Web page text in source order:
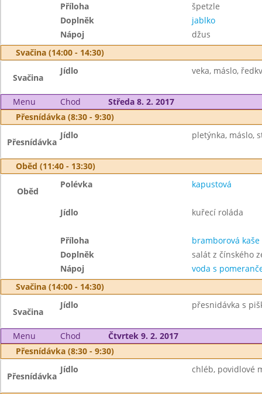
Příloha
špetzle
Doplněk
jablko
Nápoj
džus
Svačina (14:00 - 14:30)
Svačina
Jídlo veka, máslo,
Menu Chod
Středa 8. 2. 2017
Přesnídávka (8:30 - 9:30)
Přesnídávka
Jídlo pletýnka, máslo,
Oběd (11:40 - 13:30)
Oběd
Polévka kapustová
Jídlo kuřecí roláda
Příloha
bramborová kaše
Doplněk
salát z čínského
Nápoj
voda s
Svačina (14:00 - 14:30)
Svačina
Jídlo přesnidávka s
Menu Chod
Čtvrtek 9. 2. 2017
Přesnídávka (8:30 - 9:30)
Přesnídávka
Jídlo chléb, povidlové